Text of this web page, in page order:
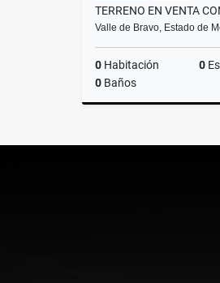
Valle de Bravo, Estado de
0 Habitación 0
0 Baños